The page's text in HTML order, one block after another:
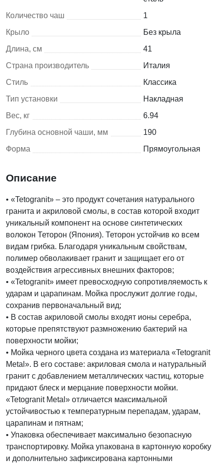
Количество чаш
1
Крыло
Без крыла
Длина, см
41
Страна производитель
Италия
Стиль
Классика
Тип установки
Накладная
Вес, кг
6.94
Глубина основной чаши, мм
190
Форма
Прямоугольная
Описание
• «Tetogranit» – это продукт сочетания натурального
гранита и акриловой смолы, в состав которой входит
уникальный компонент на основе синтетических
волокон Теторон (Япония). Теторон устойчив ко всем
видам грибка. Благодаря уникальным свойствам,
полимер обволакивает гранит и защищает его от
воздействия агрессивных внешних факторов;
• «Tetogranit» имеет превосходную сопротивляемость к
ударам и царапинам. Мойка прослужит долгие годы,
сохранив первоначальный вид;
• В состав акриловой смолы входят ионы серебра,
которые препятствуют размножению бактерий на
поверхности мойки;
• Мойка черного цвета создана из материала «Tetogranit
Metal». В его составе: акриловая смола и натуральный
гранит с добавлением металлических частиц, которые
придают блеск и мерцание поверхности мойки.
«Tetogranit Metal» отличается максимальной
устойчивостью к температурным перепадам, ударам,
царапинам и пятнам;
• Упаковка обеспечивает максимально безопасную
транспортировку. Мойка упакована в картонную коробку
и дополнительно зафиксирована картонными